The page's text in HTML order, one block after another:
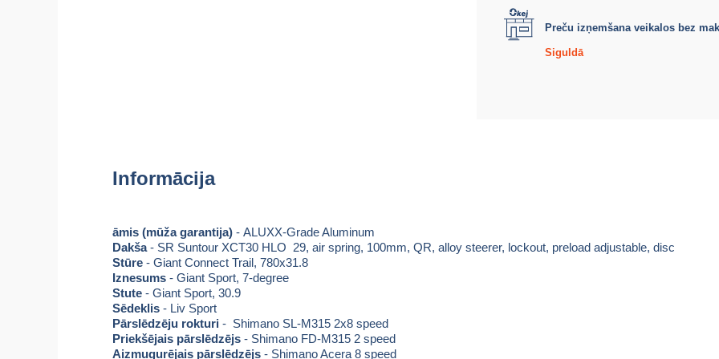
Preču izņemšana veikalos bez
Siguldā
Informācija
āmis (mūža garantija) - ALUXX-Grade Aluminum
Dakša- SR Suntour XCT30 HLO 29, air spring, 100mm, QR, alloy steerer, lockout, preload adjustable, disc
Stūre - Giant Connect Trail, 780x31.8
Iznesums - Giant Sport, 7-degree
Stute - Giant Sport, 30.9
Sēdeklis - Liv Sport
Pārslēdzēju rokturi - Shimano SL-M315 2x8 speed
Priekšējais pārslēdzējs - Shimano FD-M315 2 speed
Aizmugurējais pārslēdzējs - Shimano Acera 8 speed